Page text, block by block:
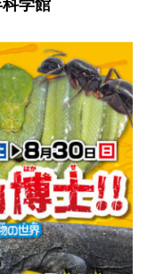
科学館